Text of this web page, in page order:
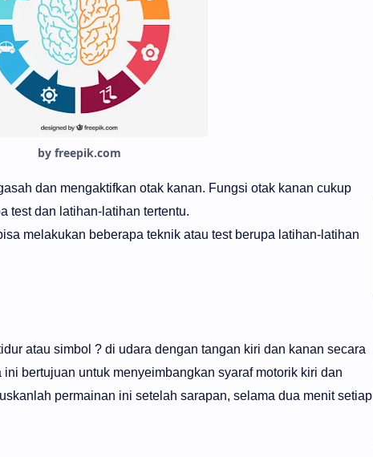
by freepik.com
dan mengaktifkan otak kanan. Fungsi otak kanan cukup
test dan latihan-latihan tertentu.
melakukan beberapa teknik atau test berupa latihan-latihan
atau simbol ? di udara dengan tangan kiri dan kanan secara
bertujuan untuk menyeimbangkan syaraf motorik kiri dan
permainan ini setelah sarapan, selama dua menit setiap